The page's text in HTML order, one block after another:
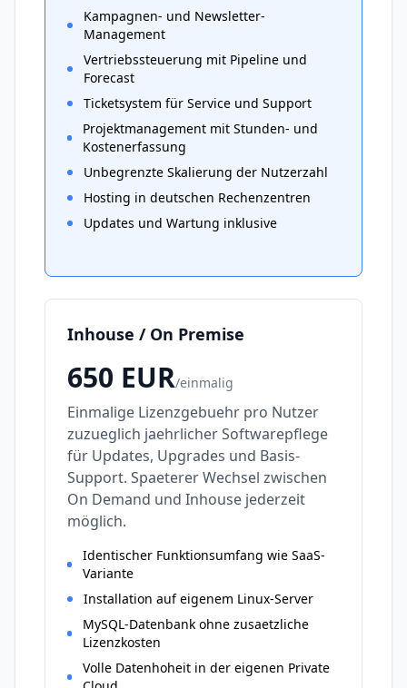
Kampagnen- und Newsletter-
Management
Vertriebssteuerung mit Pipeline und
Forecast
Ticketsystem für Service und Support
Projektmanagement mit Stunden- und
Kostenerfassung
Unbegrenzte Skalierung der Nutzerzahl
Hosting in deutschen Rechenzentren
Updates und Wartung inklusive
Inhouse / On Premise
650 EUR/einmalig
Einmalige Lizenzgebuehr pro Nutzer
zuzueglich jaehrlicher Softwarepflege
für Updates, Upgrades und Basis-
Support. Spaeterer Wechsel zwischen
On Demand und Inhouse jederzeit
möglich.
Identischer Funktionsumfang wie SaaS-
Variante
Installation auf eigenem Linux-Server
MySQL-Datenbank ohne zusaetzliche
Lizenzkosten
Volle Datenhoheit in der eigenen Private